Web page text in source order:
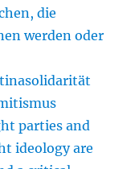
die
werden oder
parties and
ideology are